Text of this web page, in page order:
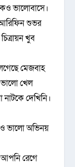
ভালোবাসে।
শুভর
খুব
মেজবাহ
ভালো খেল
দেখিনি।
ভালো অভিনয়
আপনি রেগে